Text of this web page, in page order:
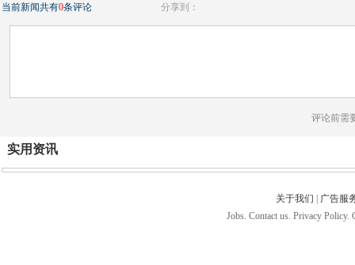
当前新闻共有0条评论 分享到：
评论前需
实用资讯
关于我们
广告服
Jobs. Contact us. Privacy